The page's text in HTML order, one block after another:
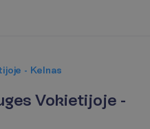
- Kelnas
Vokietijoje -